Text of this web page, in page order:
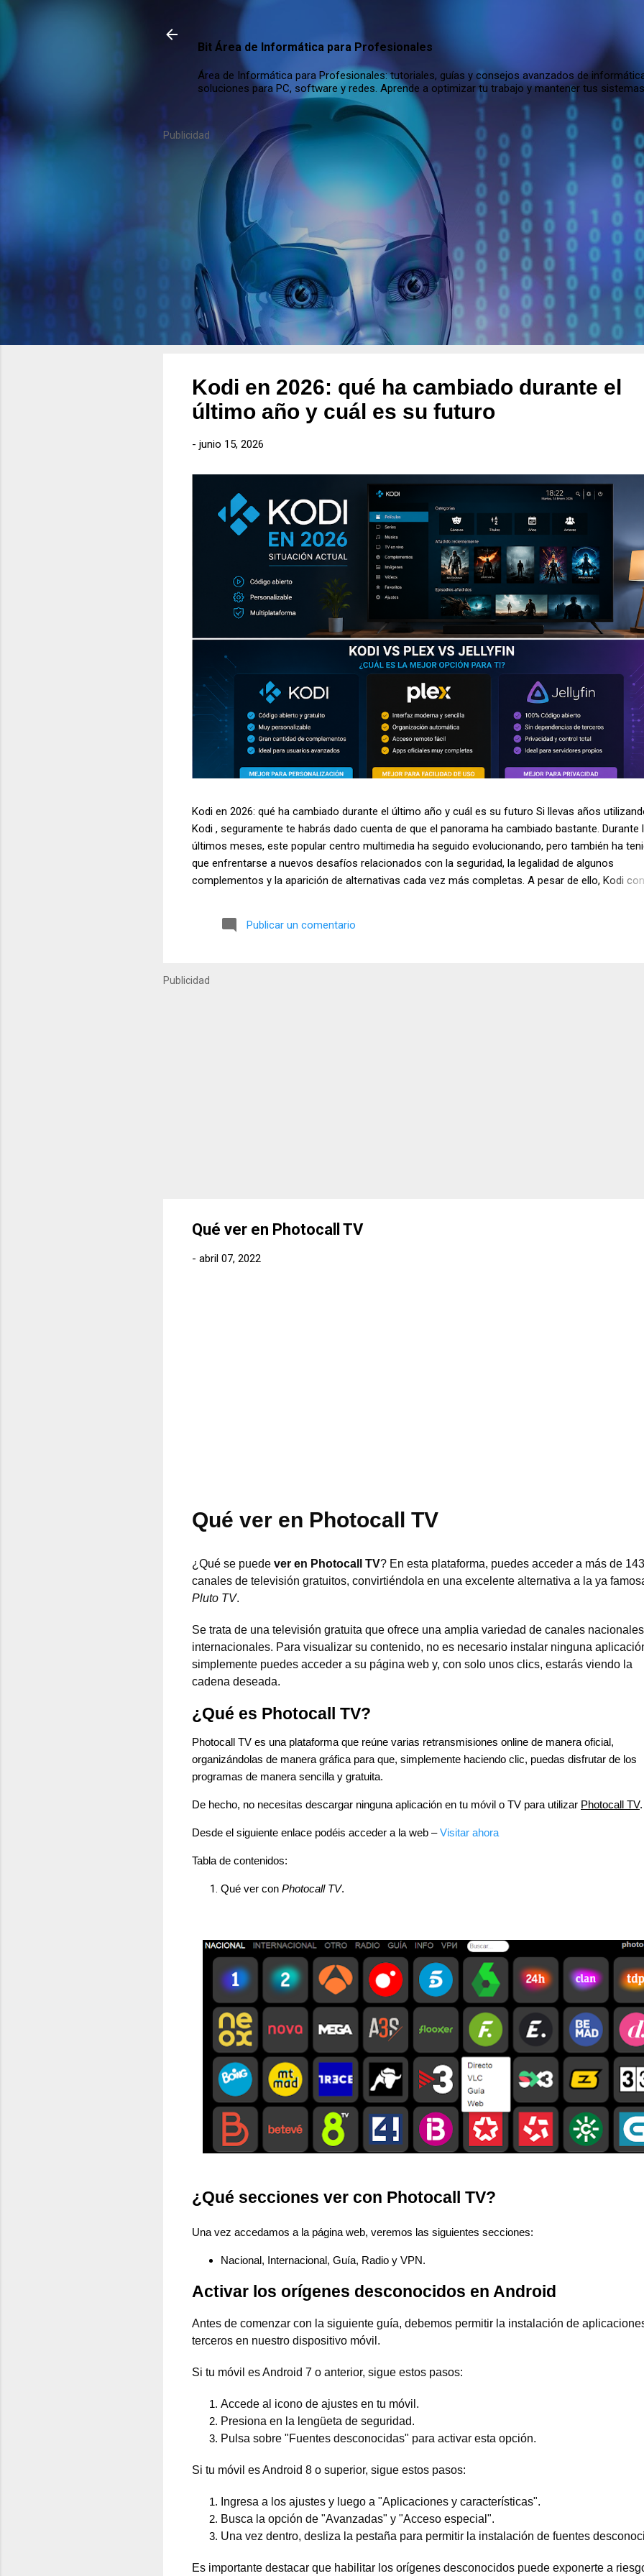
Bit Área de Informática para Profesionales
Área de Informática para Profesionales: tutoriales, guías y consejos avanzados de
soluciones para PC, software y redes. Aprende a optimizar tu trabajo y mantener tus
Publicidad
Kodi en 2026: qué ha cambiado durante el
último año y cuál es su futuro
- junio 15, 2026
Kodi en 2026: qué ha cambiado durante el último año y cuál es su futuro Si llevas años
Kodi , seguramente te habrás dado cuenta de que el panorama ha cambiado bastante. Durante
últimos meses, este popular centro multimedia ha seguido evolucionando, pero también ha
que enfrentarse a nuevos desafíos relacionados con la seguridad, la legalidad de algunos
complementos y la aparición de alternativas cada vez más completas. A pesar de ello, Kodi
televisores, ordenadores, dispositivos Android y sistemas Linux. Además, sigue siendo uno de
temas más buscados por los usuarios interesados en el streaming y la gestión de bibliotecas
próximos meses. ¿Qué es Kodi y por qué sigue s...
Publicar un comentario
Publicidad
Qué ver en Photocall TV
- abril 07, 2022
Qué ver en Photocall TV
¿Qué se puede ver en Photocall TV? En esta plataforma, puedes acceder a más de
canales de televisión gratuitos, convirtiéndola en una excelente alternativa a la ya
Pluto TV.
Se trata de una televisión gratuita que ofrece una amplia variedad de canales
internacionales. Para visualizar su contenido, no es necesario instalar ninguna
simplemente puedes acceder a su página web y, con solo unos clics, estarás viendo la
cadena deseada.
¿Qué es Photocall TV?
Photocall TV es una plataforma que reúne varias retransmisiones online de manera oficial,
organizándolas de manera gráfica para que, simplemente haciendo clic, puedas disfrutar de los
programas de manera sencilla y gratuita.
De hecho, no necesitas descargar ninguna aplicación en tu móvil o TV para utilizar Photocall TV.
Desde el siguiente enlace podéis acceder a la web –Visitar ahora
Tabla de contenidos:
Qué ver con Photocall TV.
¿Qué secciones ver con Photocall TV?
Una vez accedamos a la página web, veremos las siguientes secciones:
Nacional, Internacional, Guía, Radio y VPN.
Activar los orígenes desconocidos en Android
Antes de comenzar con la siguiente guía, debemos permitir la instalación de
terceros en nuestro dispositivo móvil.
Si tu móvil es Android 7 o anterior, sigue estos pasos:
Accede al icono de ajustes en tu móvil.
Presiona en la lengüeta de seguridad.
Pulsa sobre "Fuentes desconocidas" para activar esta opción.
Si tu móvil es Android 8 o superior, sigue estos pasos:
Ingresa a los ajustes y luego a "Aplicaciones y características".
Busca la opción de "Avanzadas" y "Acceso especial".
Una vez dentro, desliza la pestaña para permitir la instalación de fuentes
Es importante destacar que habilitar los orígenes desconocidos puede exponerte a